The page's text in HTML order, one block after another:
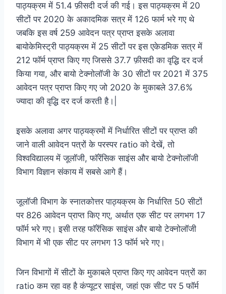
पाठ्यक्रम में 51.4 फ़ीसदी दर्ज की गई। इस पाठ्यक्रम में 20
सीटों पर 2020 के अकादमिक सत्र में 126 फार्म भरे गए थे
जबकि इस वर्ष 259 आवेदन पत्र प्राप्त इसके अलावा
बायोकेमिस्ट्री पाठ्यक्रम में 25 सीटों पर इस एकेडमिक सत्र में
212 फॉर्म प्राप्त किए गए जिससे 37.7 फ़ीसदी का वृद्धि दर दर्ज
किया गया, और बायो टेक्नोलॉजी के 30 सीटों पर 2021 में 375
आवेदन पत्र प्राप्त किए गए जो 2020 के मुकाबले 37.6%
ज्यादा की वृद्धि दर दर्ज करती है।|
इसके अलावा अगर पाठ्यक्रमों में निर्धारित सीटों पर प्राप्त की
जाने वाली आवेदन पत्रों के परस्पर ratio को देखें, तो
विश्वविद्यालय में जूलॉजी, फॉरेंसिक साइंस और बायो टेक्नोलॉजी
विभाग विज्ञान संकाय में सबसे आगे हैं।
जूलॉजी विभाग के स्नातकोत्तर पाठ्यक्रम के निर्धारित 50 सीटों
पर 826 आवेदन प्राप्त किए गए, अर्थात एक सीट पर लगभग 17
फॉर्म भरे गए। इसी तरह फॉरेंसिक साइंस और बायो टेक्नोलॉजी
विभाग में भी एक सीट पर लगभग 13 फॉर्म भरे गए।
जिन विभागों में सीटों के मुकाबले प्राप्त किए गए आवेदन पत्रों का
ratio कम रहा वह है कंप्यूटर साइंस, जहां एक सीट पर 5 फॉर्म